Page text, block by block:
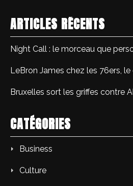
ARTICLES RÉCENTS
Night Call : le morceau que
LeBron James chez les 76ers,
Bruxelles sort les griffes contre
CATÉGORIES
Business
Culture